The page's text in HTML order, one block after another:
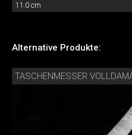
11.0 cm
Alternative Produkte:
TASCHENMESSER